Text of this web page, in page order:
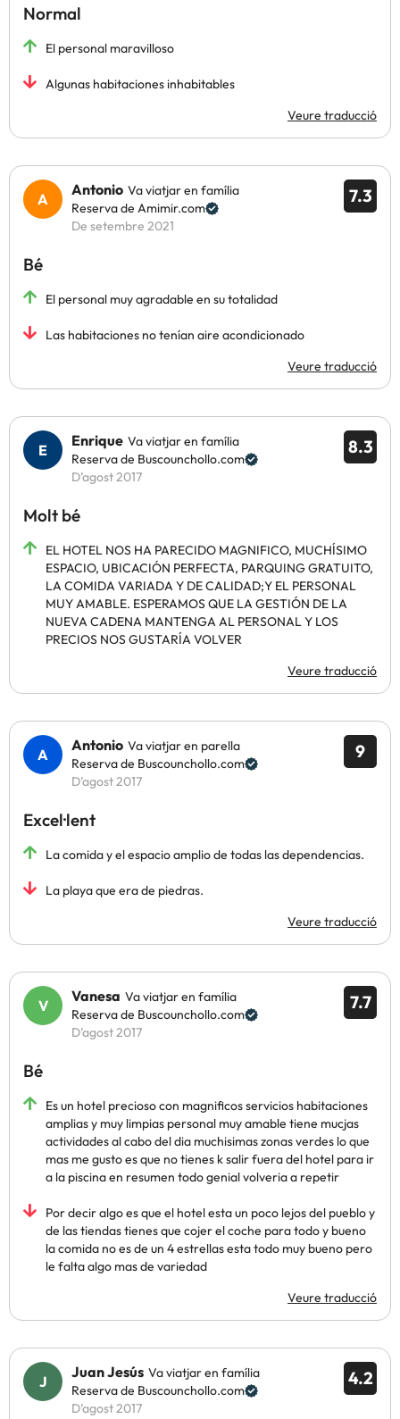
Normal
El personal maravilloso
Algunas habitaciones inhabitables
Veure traducció
7.3
Antonio Va viatjar en família
Reserva de Amimir.com
De setembre 2021
Bé
El personal muy agradable en su totalidad
Las habitaciones no tenían aire acondicionado
Veure traducció
8.3
Enrique Va viatjar en família
Reserva de Buscounchollo.com
D’agost 2017
Molt bé
EL HOTEL NOS HA PARECIDO MAGNIFICO, MUCHÍSIMO
ESPACIO, UBICACIÓN PERFECTA, PARQUING GRATUITO,
LA COMIDA VARIADA Y DE CALIDAD;Y EL PERSONAL
MUY AMABLE. ESPERAMOS QUE LA GESTIÓN DE LA
NUEVA CADENA MANTENGA AL PERSONAL Y LOS
PRECIOS NOS GUSTARÍA VOLVER
Veure traducció
9
Antonio Va viatjar en parella
Reserva de Buscounchollo.com
D’agost 2017
Excel·lent
La comida y el espacio amplio de todas las dependencias.
La playa que era de piedras.
Veure traducció
7.7
Vanesa Va viatjar en família
Reserva de Buscounchollo.com
D’agost 2017
Bé
Es un hotel precioso con magnificos servicios habitaciones
amplias y muy limpias personal muy amable tiene mucjas
actividades al cabo del dia muchisimas zonas verdes lo que
mas me gusto es que no tienes k salir fuera del hotel para ir
a la piscina en resumen todo genial volveria a repetir
Por decir algo es que el hotel esta un poco lejos del pueblo y
de las tiendas tienes que cojer el coche para todo y bueno
la comida no es de un 4 estrellas esta todo muy bueno pero
le falta algo mas de variedad
Veure traducció
4.2
Juan Jesús Va viatjar en família
Reserva de Buscounchollo.com
D’agost 2017